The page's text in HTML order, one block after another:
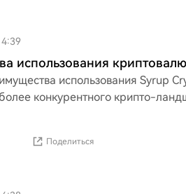
использования
использования Syrup
конкурентного крипто-
Поделиться